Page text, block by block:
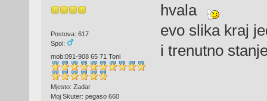
Postova: 617
Spol:
mob:091-908 65 71 Toni
Mjesto: Zadar
Moj Skuter: pegaso 660
hvala
evo slika kraj
i trenutno